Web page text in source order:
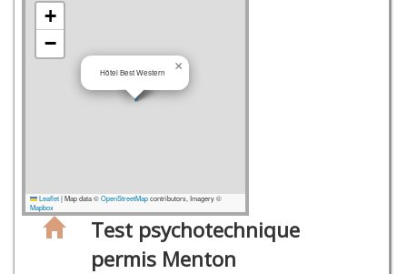
Hôtel Best Western ×
+
−
Leaflet |Map data ©OpenStreetMapcontributors, Imagery ©
Mapbox
Test psychotechnique
permis Menton